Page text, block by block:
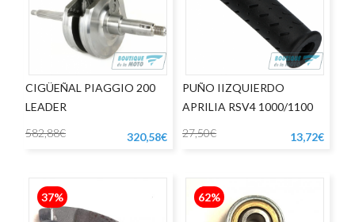
CIGÜEÑAL PIAGGIO 200
LEADER
582,88€
320,58€
PUÑO IIZQUIERDO
APRILIA RSV4 1000/1100
27,50€
13,72€
37% 62%